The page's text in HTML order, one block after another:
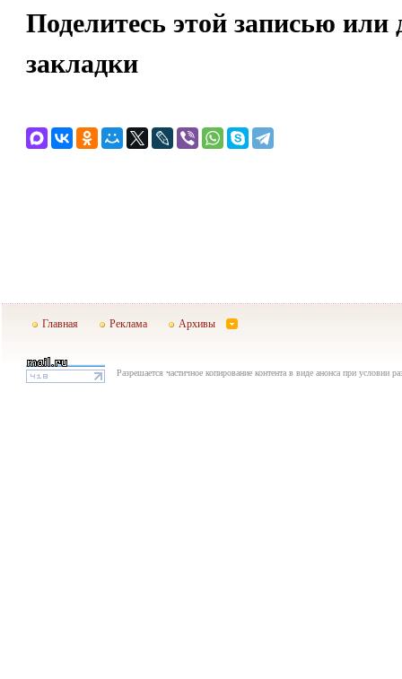
Поделитесь этой записью или
закладки
Главная Реклама Архивы
Разрешается частичное копирование контента в виде анонса при условии